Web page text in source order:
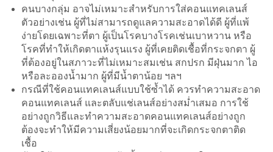
คนบางกลุ่ม อาจไม่เหมาะสำหรับการใส่คอนแทคเลนส์
ตัวอย่างเช่น ผู้ที่ไม่สามารถดูแลความสะอาดได้ดี ผู้ที่แพ้
ง่ายโดยเฉพาะที่ตา ผู้เป็นโรคบางโรคเช่นเบาหวาน หรือ
โรคที่ทำให้เกิดตาแห้งรุนแรง ผู้ที่เคยติดเชื้อที่กระจกตา ผู้
ที่ต้องอยู่ในสภาวะที่ไม่เหมาะสมเช่น สกปรก มีฝุ่นมาก ไอ
หรือละอองน้ำมาก ผู้ที่มีน้ำตาน้อย ฯลฯ
กรณีที่ใช้คอนแทคเลนส์แบบใช้ซ้ำได้ ควรทำความสะอาด
คอนแทคเลนส์ และตลับแช่เลนส์อย่างสม่ำเสมอ การใช้
อย่างถูกวิธีและทำความสะอาดคอนแทคเลนส์อย่างถูก
ต้องจะทำให้มีความเสี่ยงน้อยมากที่จะเกิดกระจกตาติด
เชื้อ